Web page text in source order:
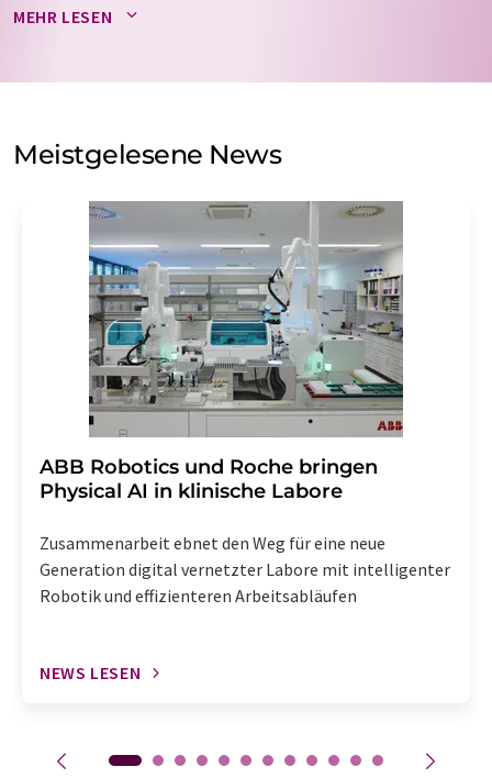
Newsletter per E-Mail zusendet. Ihre Daten werden
auf Basis unsererDatenschutzerklärung. LUMITOS darf
Meinungsforschung per E-Mail kontaktieren. Ihre
Einwilligung können Sie jederzeit ohne Angabe von
Str. 2, 12489 Berlin oder per E-Mail unter
widerruf@lumitos.commit Wirkung für die Zukunft
widerrufen. Zudem ist in jeder E-Mail ein Link zur
Abbestellung des entsprechenden Newsletters
enthalten.
MEHR LESEN
Meistgelesene News
​​​​​​​ABB Robotics und Roche bringen
Physical AI in klinische Labore
Zusammenarbeit ebnet den Weg für eine neue
Generation digital vernetzter Labore mit intelligenter
Robotik und effizienteren Arbeitsabläufen
NEWS LESEN